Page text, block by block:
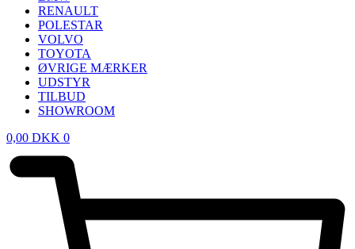
RENAULT
POLESTAR
VOLVO
TOYOTA
ØVRIGE MÆRKER
UDSTYR
TILBUD
SHOWROOM
0,00 DKK 0